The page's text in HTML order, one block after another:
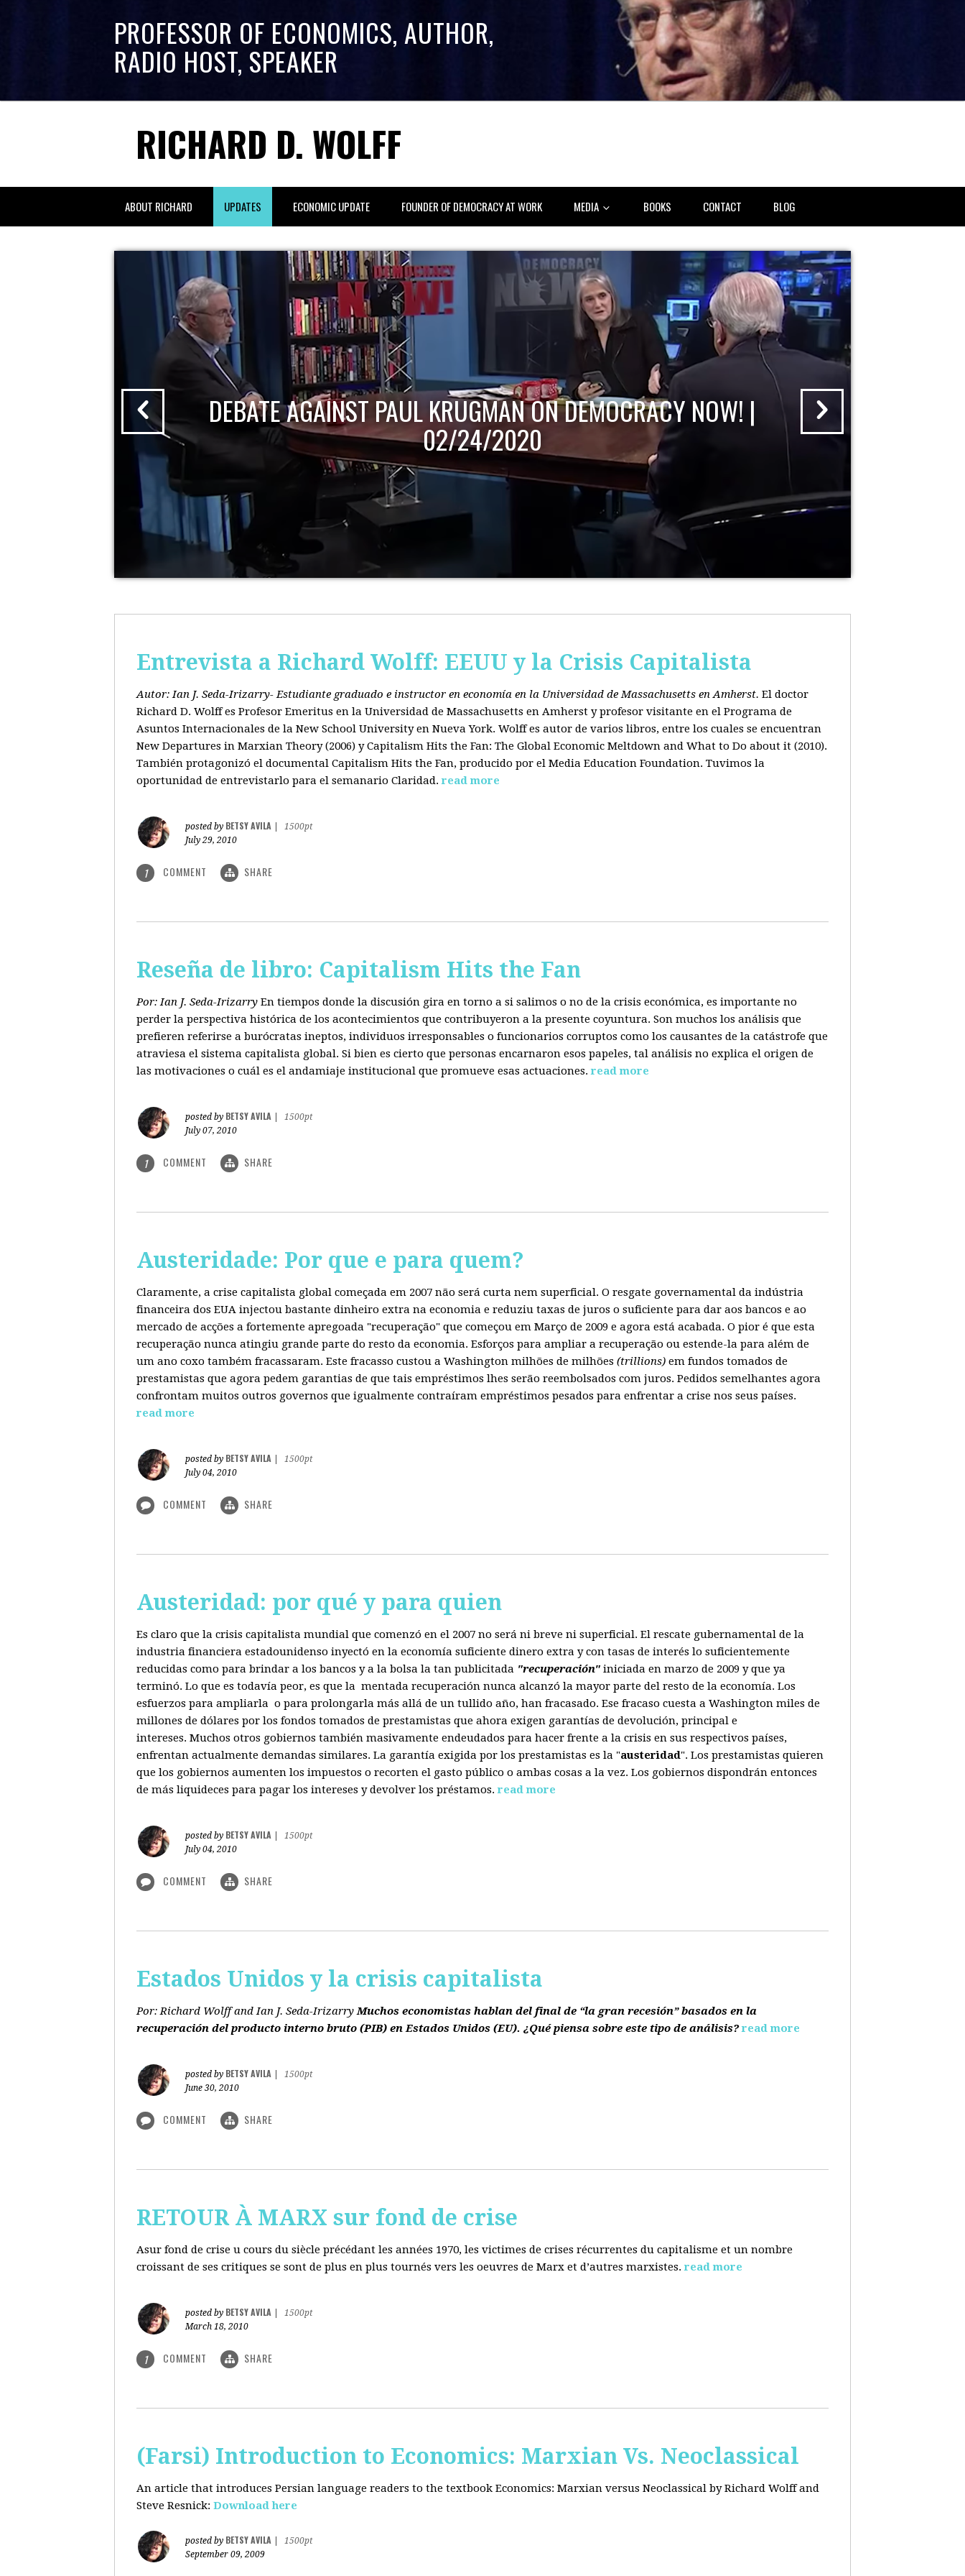
PROFESSOR OF ECONOMICS, AUTHOR,
RADIO HOST, SPEAKER
RICHARD D. WOLFF
ABOUT RICHARD UPDATES ECONOMIC UPDATE FOUNDER OF DEMOCRACY AT WORK MEDIA BOOKS CONTACT BLOG
DEBATE AGAINST PAUL KRUGMAN ON DEMOCRACY NOW! |
02/24/2020
Entrevista a Richard Wolff: EEUU y la Crisis Capitalista
Autor: Ian J. Seda-Irizarry- Estudiante graduado e instructor en economía en la Universidad de Massachusetts en Amherst. El doctor
Richard D. Wolff es Profesor Emeritus en la Universidad de Massachusetts en Amherst y profesor visitante en el Programa de
Asuntos Internacionales de la New School University en Nueva York. Wolff es autor de varios libros, entre los cuales se encuentran
New Departures in Marxian Theory (2006) y Capitalism Hits the Fan: The Global Economic Meltdown and What to Do about it (2010).
También protagonizó el documental Capitalism Hits the Fan, producido por el Media Education Foundation. Tuvimos la
oportunidad de entrevistarlo para el semanario Claridad. read more
posted by BETSY AVILA
1500pt
July 29, 2010
1 COMMENT SHARE
Reseña de libro: Capitalism Hits the Fan
Por: Ian J. Seda-Irizarry En tiempos donde la discusión gira en torno a si salimos o no de la crisis económica, es importante no
perder la perspectiva histórica de los acontecimientos que contribuyeron a la presente coyuntura. Son muchos los análisis que
prefieren referirse a burócratas ineptos, individuos irresponsables o funcionarios corruptos como los causantes de la catástrofe que
atraviesa el sistema capitalista global. Si bien es cierto que personas encarnaron esos papeles, tal análisis no explica el origen de
las motivaciones o cuál es el andamiaje institucional que promueve esas actuaciones. read more
posted by BETSY AVILA
1500pt
July 07, 2010
1 COMMENT SHARE
Austeridade: Por que e para quem?
Claramente, a crise capitalista global começada em 2007 não será curta nem superficial. O resgate governamental da indústria
financeira dos EUA injectou bastante dinheiro extra na economia e reduziu taxas de juros o suficiente para dar aos bancos e ao
mercado de acções a fortemente apregoada "recuperação" que começou em Março de 2009 e agora está acabada. O pior é que esta
recuperação nunca atingiu grande parte do resto da economia. Esforços para ampliar a recuperação ou estende-la para além de
um ano coxo também fracassaram. Este fracasso custou a Washington milhões de milhões (trillions) em fundos tomados de
prestamistas que agora pedem garantias de que tais empréstimos lhes serão reembolsados com juros. Pedidos semelhantes agora
confrontam muitos outros governos que igualmente contraíram empréstimos pesados para enfrentar a crise nos seus países.
read more
posted by BETSY AVILA
1500pt
July 04, 2010
COMMENT SHARE
Austeridad: por qué y para quien
Es claro que la crisis capitalista mundial que comenzó en el 2007 no será ni breve ni superficial. El rescate gubernamental de la
industria financiera estadounidenso inyectó en la economía suficiente dinero extra y con tasas de interés lo suficientemente
reducidas como para brindar a los bancos y a la bolsa la tan publicitada "recuperación" iniciada en marzo de 2009 y que ya
terminó. Lo que es todavía peor, es que la mentada recuperación nunca alcanzó la mayor parte del resto de la economía. Los
esfuerzos para ampliarla o para prolongarla más allá de un tullido año, han fracasado. Ese fracaso cuesta a Washington miles de
millones de dólares por los fondos tomados de prestamistas que ahora exigen garantías de devolución, principal e
intereses. Muchos otros gobiernos también masivamente endeudados para hacer frente a la crisis en sus respectivos países,
enfrentan actualmente demandas similares. La garantía exigida por los prestamistas es la "austeridad". Los prestamistas quieren
que los gobiernos aumenten los impuestos o recorten el gasto público o ambas cosas a la vez. Los gobiernos dispondrán entonces
de más liquideces para pagar los intereses y devolver los préstamos. read more
posted by BETSY AVILA
1500pt
July 04, 2010
COMMENT SHARE
Estados Unidos y la crisis capitalista
Por: Richard Wolff and Ian J. Seda-Irizarry Muchos economistas hablan del final de “la gran recesión” basados en la
recuperación del producto interno bruto (PIB) en Estados Unidos (EU). ¿Qué piensa sobre este tipo de análisis? read more
posted by BETSY AVILA
1500pt
June 30, 2010
COMMENT SHARE
RETOUR À MARX sur fond de crise
Asur fond de crise u cours du siècle précédant les années 1970, les victimes de crises récurrentes du capitalisme et un nombre
croissant de ses critiques se sont de plus en plus tournés vers les oeuvres de Marx et d’autres marxistes. read more
posted by BETSY AVILA
1500pt
March 18, 2010
1 COMMENT SHARE
(Farsi) Introduction to Economics: Marxian Vs. Neoclassical
An article that introduces Persian language readers to the textbook Economics: Marxian versus Neoclassical by Richard Wolff and
Steve Resnick: Download here
posted by BETSY AVILA
1500pt
September 09, 2009